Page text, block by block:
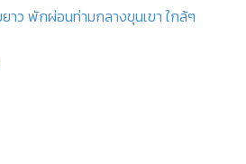
าว พักผ่อนท่ามกลางขุนเขา ใกล้ๆ